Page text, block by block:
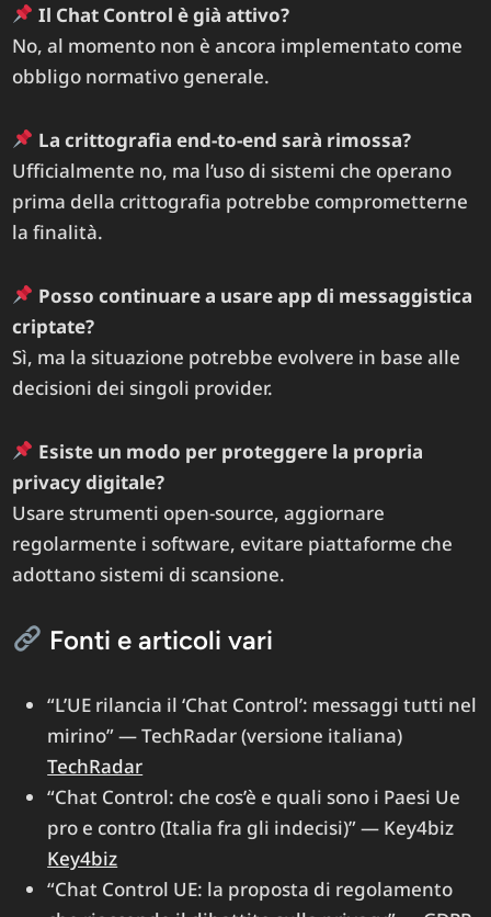
Il Chat Control è già attivo?
No, al momento non è ancora implementato come
obbligo normativo generale.
La crittografia end-to-end sarà rimossa?
Ufficialmente no, ma l’uso di sistemi che operano
prima della crittografia potrebbe comprometterne
la finalità.
Posso continuare a usare app di messaggistica
criptate?
Sì, ma la situazione potrebbe evolvere in base alle
decisioni dei singoli provider.
Esiste un modo per proteggere la propria
privacy digitale?
Usare strumenti open-source, aggiornare
regolarmente i software, evitare piattaforme che
adottano sistemi di scansione.
Fonti e articoli vari
“L’UE rilancia il ‘Chat Control’: messaggi tutti nel
mirino” — TechRadar (versione italiana)
TechRadar
“Chat Control: che cos’è e quali sono i Paesi Ue
pro e contro (Italia fra gli indecisi)” — Key4biz
Key4biz
“Chat Control UE: la proposta di regolamento